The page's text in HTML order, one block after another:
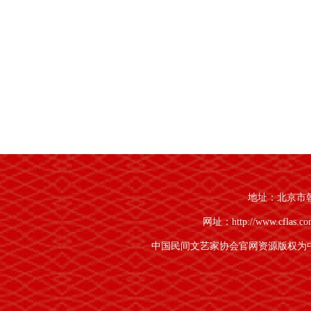
地址：北京市
网址：http://
中国民间文艺家协会官网资源版权